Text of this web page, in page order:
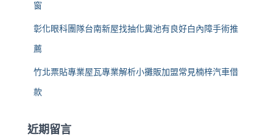
窗
彰化眼科團隊台南新屋找抽化糞池有良好白內障手術推
薦
竹北票貼專業屋瓦專業解析小攤販加盟常見楠梓汽車借
款
近期留言